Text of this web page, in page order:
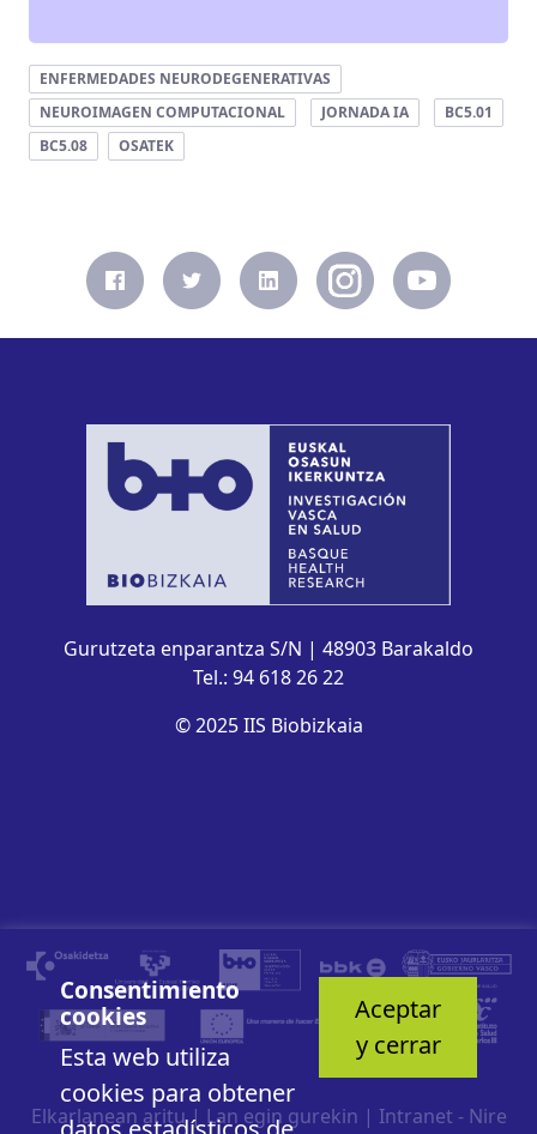
ENFERMEDADES NEURODEGENERATIVAS
NEUROIMAGEN COMPUTACIONAL
JORNADA IA
BC5.01
BC5.08
OSATEK
Gurutzeta enparantza S/N | 48903 Barakaldo
Tel.: 94 618 26 22
© 2025 IIS Biobizkaia
Consentimiento
cookies
Esta web utiliza
cookies para obtener
Aceptar
y cerrar
Elkarlanean aritu| Lan egin gurekin | Intranet - Nire